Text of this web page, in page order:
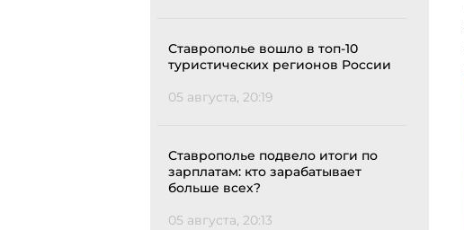
Ставрополье вошло в топ-10
туристических регионов России
05 августа, 20:19
Ставрополье подвело итоги по
зарплатам: кто зарабатывает
больше всех?
05 августа, 20:13